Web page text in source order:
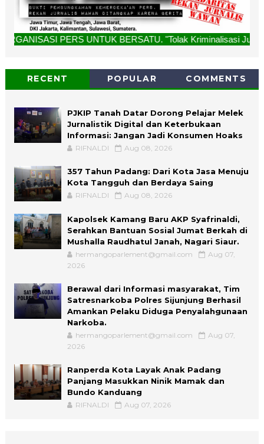
PERS UNTUK BERSATU. "Tolak Kriminalisasi Jurnalis, Rekan
RECENT POPULAR COMMENTS
PJKIP Tanah Datar Dorong Pelajar Melek
Jurnalistik Digital dan Keterbukaan
Informasi: Jangan Jadi Konsumen Hoaks
RIFNALDI Aug 08, 2026
357 Tahun Padang: Dari Kota Jasa Menuju
Kota Tangguh dan Berdaya Saing
RIFNALDI Aug 08, 2026
Kapolsek Kamang Baru AKP Syafrinaldi,
Serahkan Bantuan Sosial Jumat Berkah di
Mushalla Raudhatul Janah, Nagari Siaur.
hermangoparlement@gmail.com
Aug 07,
2026
Berawal dari Informasi masyarakat, Tim
Satresnarkoba Polres Sijunjung Berhasil
Amankan Pelaku Diduga Penyalahgunaan
Narkoba.
hermangoparlement@gmail.com
Aug 07,
2026
Ranperda Kota Layak Anak Padang
Panjang Masukkan Ninik Mamak dan
Bundo Kanduang
RIFNALDI Aug 07, 2026